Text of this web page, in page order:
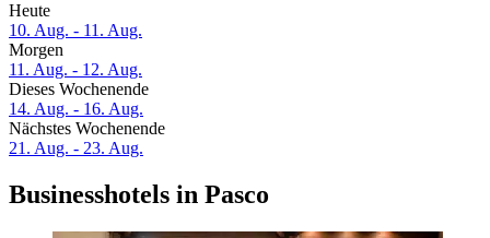
Heute
10. Aug. - 11. Aug.
Morgen
11. Aug. - 12. Aug.
Dieses Wochenende
14. Aug. - 16. Aug.
Nächstes Wochenende
21. Aug. - 23. Aug.
Businesshotels in Pasco